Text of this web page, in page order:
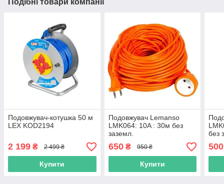
Подібні товари компанії
Подовжувач-котушка 50 м
LEX KOD2194
2 199 ₴ 2 499 ₴
Купити
Подовжувач Lemanso
LMK064: 10A : 30м без
заземл.
650₴ 950 ₴
Купити
без
500